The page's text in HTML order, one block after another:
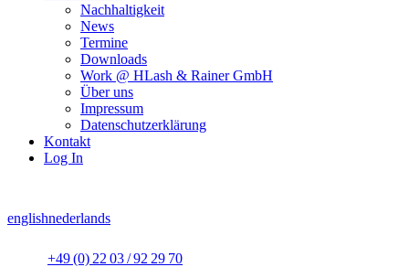
Nachhaltigkeit
News
Termine
Downloads
Work @ HLash & Rainer GmbH
Über uns
Impressum
Datenschutzerklärung
Kontakt
Log In
englishnederlands
+49 (0) 22 03 / 92 29 70